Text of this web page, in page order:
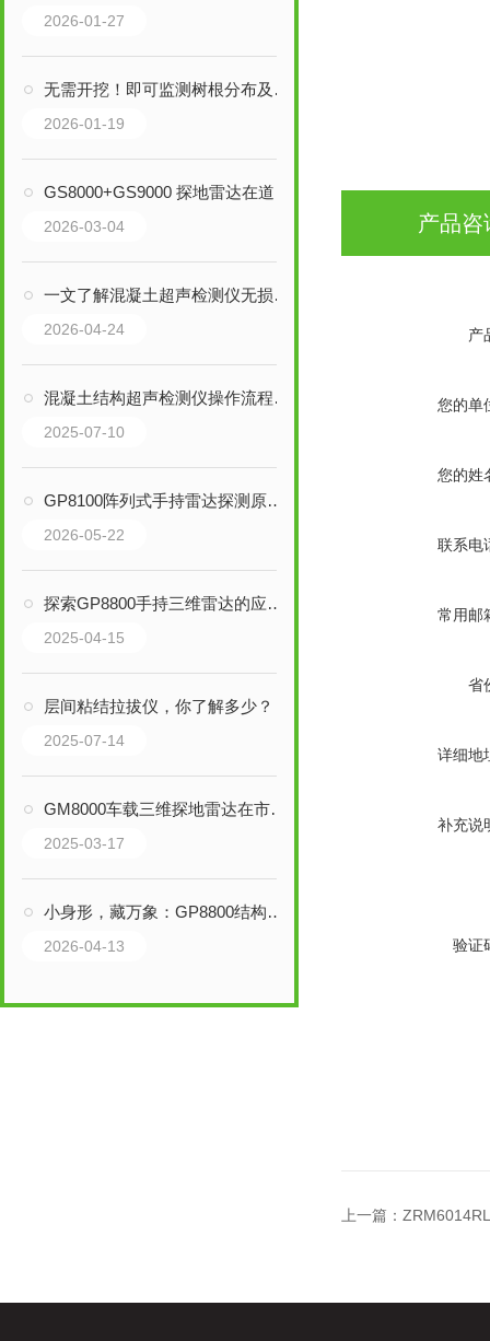
2026-01-27
无需开挖！即可监测树根分布及走向
2026-01-19
GS8000+GS9000 探地雷达在道路结构检测中的应用案例
2026-03-04
一文了解混凝土超声检测仪无损检测原理与功能介绍
2026-04-24
混凝土结构超声检测仪操作流程关键要点
2025-07-10
GP8100阵列式手持雷达探测原理与作业场景解析
2026-05-22
探索GP8800手持三维雷达的应用领域与优势
2025-04-15
层间粘结拉拔仪，你了解多少？
2025-07-14
GM8000车载三维探地雷达在市政管理中的应用
2025-03-17
小身形，藏万象：GP8800结构雷达
2026-04-13
产品咨
产
您的单
您的姓
联系电
常用邮
省
详细地
补充说
验证
上一篇：